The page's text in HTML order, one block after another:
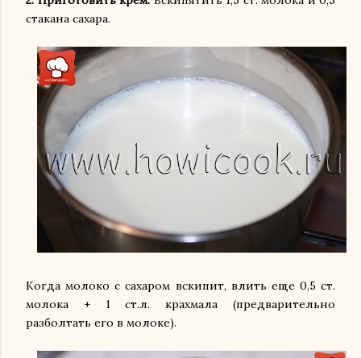
стакана сахара.
Когда молоко с сахаром вскипит, влить еще 0,5 ст.
молока + 1 ст.л. крахмала (предварительно
разболтать его в молоке).